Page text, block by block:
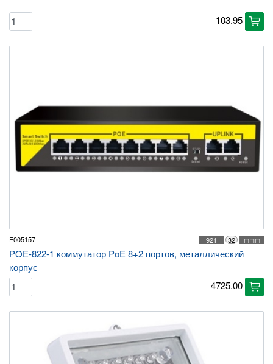
103.95 cart
E005157 ◻◻◻
32
921
POE-822-1 коммутатор PoE 8+2 портов, металлический
корпус
4725.00 cart